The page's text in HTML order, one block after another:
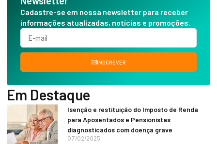
Cadastre-se em nossa newsletter para receber
informações atualizadas, notícias e promoções.
INSCREVER
Em Destaque
Isenção e restituição do Imposto de Renda
para Aposentados e Pensionistas
diagnosticados com doença grave
07/02/2025